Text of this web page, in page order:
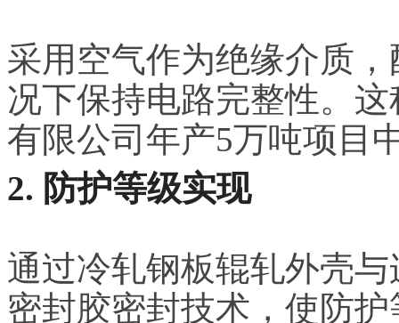
采用空气作为绝缘介质
况下保持电路完整性。
有限公司年产5万吨项目
2. 防护等级实现
通过冷轧钢板辊轧外壳
密封胶密封技术，使防